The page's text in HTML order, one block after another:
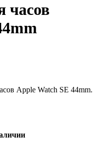
часов
Apple Watch SE 44mm.